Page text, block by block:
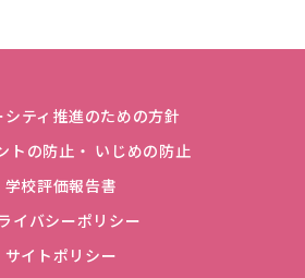
シティ推進のための方針
トの防止・ いじめの防止
学校評価報告書
イバシーポリシー
サイトポリシー